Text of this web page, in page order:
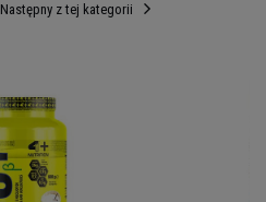
Następny z tej kategorii